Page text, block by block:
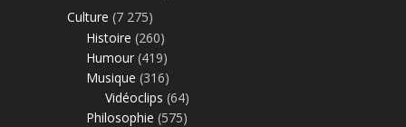
Culture (7 275)
Histoire (260)
Humour (419)
Musique (316)
Vidéoclips (64)
Philosophie (575)